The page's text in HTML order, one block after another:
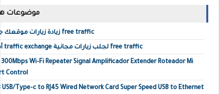
موضوعات
زيادة زيارات موقعك جلب زيارات حقيقية أجنبية free traffic
أفضل مواقع تبادل الزيارات traffic exchange لجلب زيارات مجانية free traffic
Wi-Fi Repeater Signal Amplificador Extender Roteador Mi
Control
USB/Type-c to RJ45 Wired Network Card Super Speed USB to Ethernet